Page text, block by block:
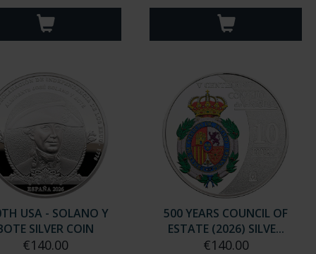
USA - SOLANO Y
SILVER COIN
€140.00
500 YEARS COUNCIL OF
ESTATE (2026) SILVE...
€140.00